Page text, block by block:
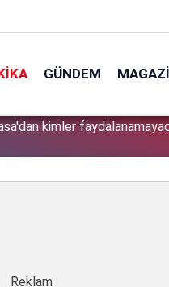
GÜNDEM
kimler